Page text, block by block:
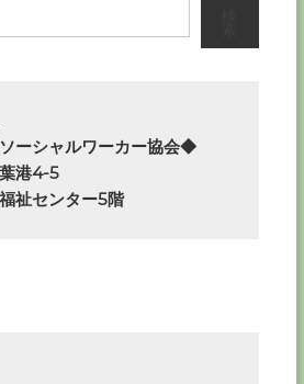
シャルワーカー協会◆
港4-5
センター5階